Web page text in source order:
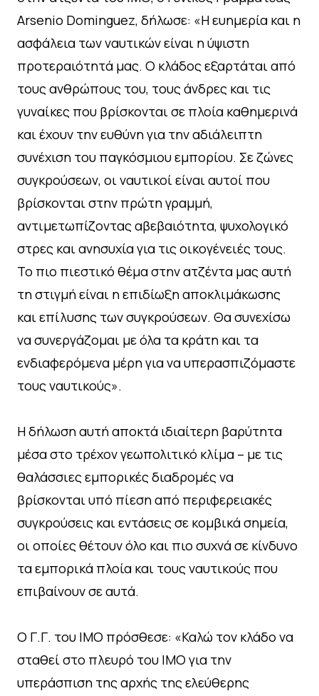
Arsenio Dominguez, δήλωσε: «Η ευημερία και η
ασφάλεια των ναυτικών είναι η ύψιστη
προτεραιότητά μας. Ο κλάδος εξαρτάται από
τους ανθρώπους του, τους άνδρες και τις
γυναίκες που βρίσκονται σε πλοία καθημερινά
και έχουν την ευθύνη για την αδιάλειπτη
συνέχιση του παγκόσμιου εμπορίου. Σε ζώνες
συγκρούσεων, οι ναυτικοί είναι αυτοί που
βρίσκονται στην πρώτη γραμμή,
αντιμετωπίζοντας αβεβαιότητα, ψυχολογικό
στρες και ανησυχία για τις οικογένειές τους.
Το πιο πιεστικό θέμα στην ατζέντα μας αυτή
τη στιγμή είναι η επιδίωξη αποκλιμάκωσης
και επίλυσης των συγκρούσεων. Θα συνεχίσω
να συνεργάζομαι με όλα τα κράτη και τα
ενδιαφερόμενα μέρη για να υπερασπιζόμαστε
τους ναυτικούς».
Η δήλωση αυτή αποκτά ιδιαίτερη βαρύτητα
μέσα στο τρέχον γεωπολιτικό κλίμα – με τις
θαλάσσιες εμπορικές διαδρομές να
βρίσκονται υπό πίεση από περιφερειακές
συγκρούσεις και εντάσεις σε κομβικά σημεία,
οι οποίες θέτουν όλο και πιο συχνά σε κίνδυνο
τα εμπορικά πλοία και τους ναυτικούς που
επιβαίνουν σε αυτά.
Ο Γ.Γ. του ΙΜΟ πρόσθεσε: «Καλώ τον κλάδο να
σταθεί στο πλευρό του ΙΜΟ για την
υπεράσπιση της αρχής της ελεύθερης